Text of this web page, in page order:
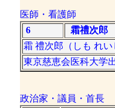
医師・看護師
6
霜禮次郎
霜 禮次郎（しも れい
東京慈恵会医科大
政治家・議員・首長